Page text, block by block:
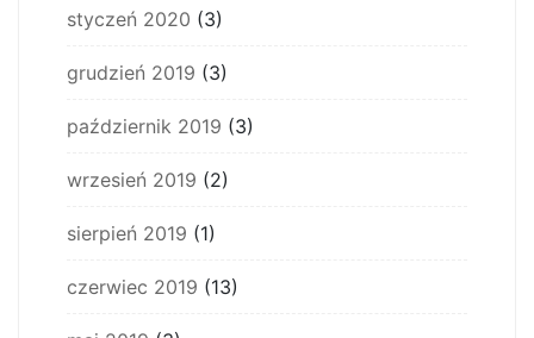
styczeń 2020 (3)
grudzień 2019 (3)
październik 2019 (3)
wrzesień 2019 (2)
sierpień 2019 (1)
czerwiec 2019 (13)